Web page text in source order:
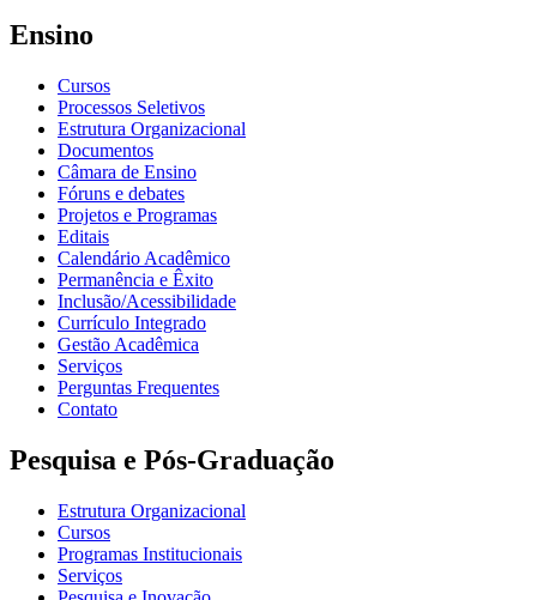
Ensino
Cursos
Processos Seletivos
Estrutura Organizacional
Documentos
Câmara de Ensino
Fóruns e debates
Projetos e Programas
Editais
Calendário Acadêmico
Permanência e Êxito
Inclusão/Acessibilidade
Currículo Integrado
Gestão Acadêmica
Serviços
Perguntas Frequentes
Contato
Pesquisa e Pós-Graduação
Estrutura Organizacional
Cursos
Programas Institucionais
Serviços